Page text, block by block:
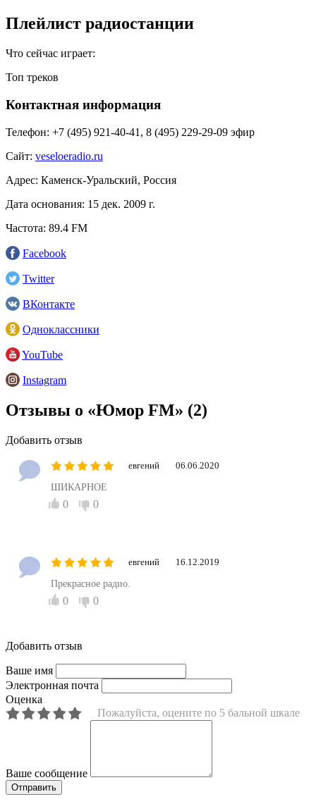
Плейлист радиостанции
Что сейчас играет:
Топ треков
Контактная информация
Телефон: +7 (495) 921‑40-41, 8 (495) 229-29-09 эфир
Сайт: veseloeradio.ru
Адрес: Каменск-Уральский, Россия
Дата основания: 15 дек. 2009 г.
Частота: 89.4 FM
Facebook
Twitter
ВКонтакте
Одноклассники
YouTube
Instagram
Отзывы о «Юмор FM» (2)
Добавить отзыв
евгений 06.06.2020
ШИКАРНОЕ
0 0
евгений 16.12.2019
Прекрасное радио.
0 0
Добавить отзыв
Ваше имя
Электронная почта
Оценка
Пожалуйста, оцените по 5 бальной шкале
Ваше сообщение